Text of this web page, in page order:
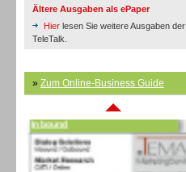
Ältere Ausgaben als ePaper
Hier lesen Sie weitere Ausgaben der
TeleTalk.
» Zum Online-Business Guide
Inbound